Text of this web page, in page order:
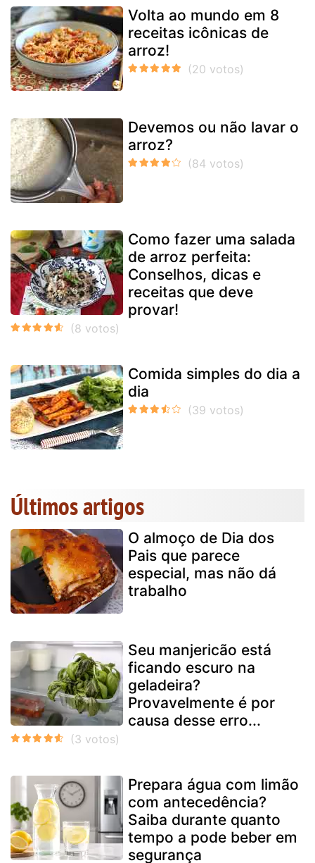
Volta ao mundo em 8
receitas icônicas de
arroz!
Devemos ou não lavar o
arroz?
Como fazer uma salada
de arroz perfeita:
Conselhos, dicas e
receitas que deve
provar!
Comida simples do dia a
dia
Últimos artigos
O almoço de Dia dos
Pais que parece
especial, mas não dá
trabalho
Seu manjericão está
ficando escuro na
geladeira?
Provavelmente é por
causa desse erro...
Prepara água com limão
com antecedência?
Saiba durante quanto
tempo a pode beber em
segurança